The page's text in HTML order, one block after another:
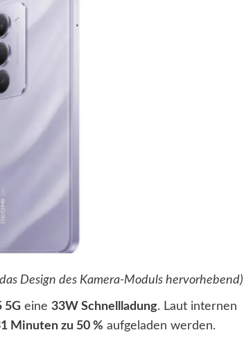
Design des Kamera-Moduls hervorhebend)
5Geine 33W Schnellladung. Laut internen
Minuten zu 50 % aufgeladen werden.